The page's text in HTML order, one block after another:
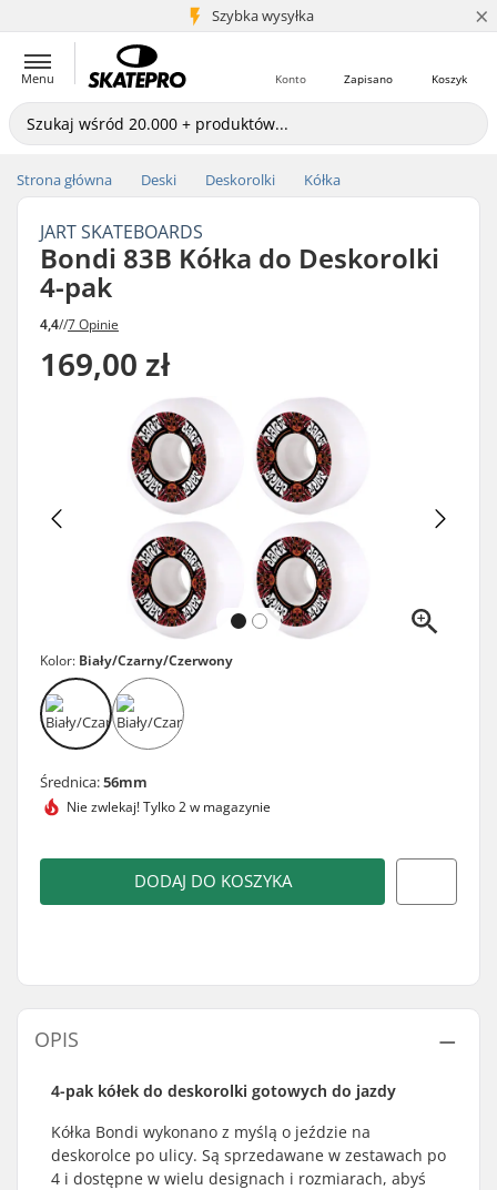
Szybka wysyłka
5+ mln klientów ×
Menu Koszyk
Zapisano
Konto
Strona główna Deski Deskorolki Kółka
JART SKATEBOARDS
Bondi 83B Kółka do Deskorolki
4-pak
4,4//7 Opinie
169,00 zł
Kolor: Biały/Czarny/Czerwony
Średnica:56mm
Nie zwlekaj!Tylko 2 w magazynie
DODAJ DO KOSZYKA
OPIS
4-pak kółek do deskorolki gotowych do jazdy
Kółka Bondi wykonano z myślą o jeździe na
deskorolce po ulicy. Są sprzedawane w zestawach po
4 i dostępne w wielu designach i rozmiarach, abyś